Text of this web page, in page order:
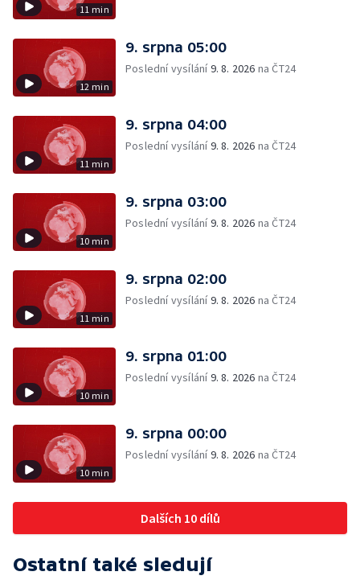
11 min
12 min
9. srpna 05:00
Poslední vysílání9. 8. 2026 na ČT24
11 min
9. srpna 04:00
Poslední vysílání9. 8. 2026 na ČT24
10 min
9. srpna 03:00
Poslední vysílání9. 8. 2026 na ČT24
11 min
9. srpna 02:00
Poslední vysílání9. 8. 2026 na ČT24
10 min
9. srpna 01:00
Poslední vysílání9. 8. 2026 na ČT24
10 min
9. srpna 00:00
Poslední vysílání9. 8. 2026 na ČT24
Dalších 10 dílů
Ostatní také sledují